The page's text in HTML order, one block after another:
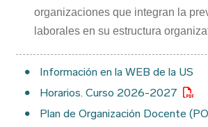
organizaciones que integran la
laborales en su estructura
Información en la WEB de la US
Horarios. Curso 2026-2027
Plan de Organización Docente